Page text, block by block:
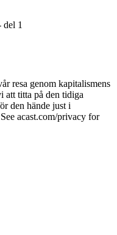
del 1
resa genom kapitalismens
att titta på den tidiga
den hände just i
acast.com/privacy for